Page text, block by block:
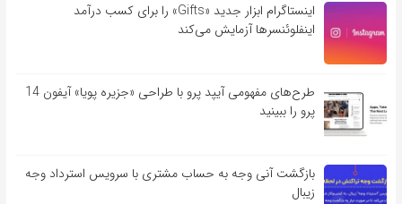
اینستاگرام ابزار جدید «Gifts» را برای کسب درآمد
اینفلوئنسرها آزمایش می‌کند
طرح‌های مفهومی آیپد پرو با طراحی «جزیره پویا» آیفون 14
پرو را ببینید
بازگشت آنی وجه به حساب مشتری با سرویس استرداد وجه
زیبال